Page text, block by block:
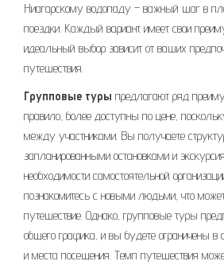
Ниагарскому водопаду – важный шаг в
поездки. Каждый вариант имеет свои
идеальный выбор зависит от ваших
путешествия.
Групповые туры предлагают ряд
правило, более доступны по цене,
между участниками. Вы получаете
запланированными остановками и
необходимости самостоятельной
познакомитесь с новыми людьми, что
путешествие. Однако, групповые туры
общего графика, и вы будете ограничены в
и места посещения. Темп путешествия